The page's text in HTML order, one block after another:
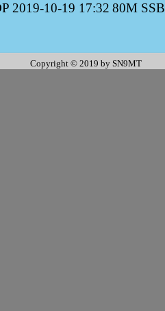
2019-10-19 17:32 80M SSB
Copyright © 2019 by SN9MT